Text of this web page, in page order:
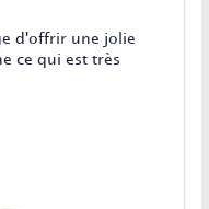
d'offrir une jolie
ce qui est très